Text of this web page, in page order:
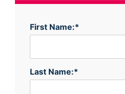
First Name:*
Last Name:*